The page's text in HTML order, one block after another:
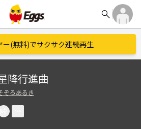
search
ー(無料)でサクサク連続再生
降行進曲
ぞろあるき